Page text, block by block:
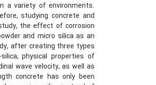
a variety of environments.
studying concrete and
the effect of corrosion
and micro silica as an
after creating three types
physical properties of
wave velocity, as well as
concrete has only been